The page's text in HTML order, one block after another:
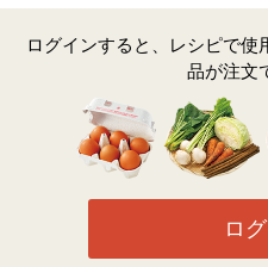
ログインすると、レシピで
品が注文
ロ